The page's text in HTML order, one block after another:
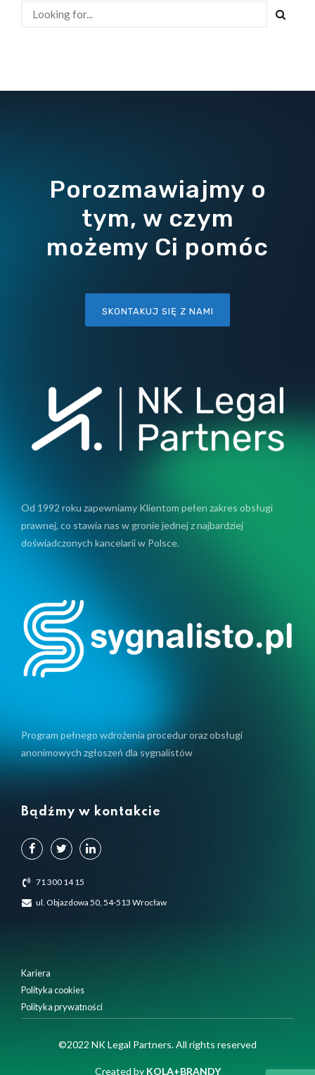
Porozmawiajmy o
tym, w czym
możemy Ci pomóc
SKONTAKUJ SIĘ Z NAMI
Od 1992 roku zapewniamy Klientom pełen zakres obsługi
prawnej, co stawia nas w gronie jednej z najbardziej
doświadczonych kancelarii w Polsce.
Program pełnego wdrożenia procedur oraz obsługi
anonimowych zgłoszeń dla sygnalistów
Bądźmy w kontakcie
71 300 14 15
ul. Objazdowa 50, 54-513 Wrocław
Kariera
Polityka cookies
Polityka prywatności
©2022 NK Legal Partners. All rights reserved
Created by KOLA+BRANDY
doświadczenia na naszej stronie internetowej.
używamy, lub wyłączyć je wustawieniach